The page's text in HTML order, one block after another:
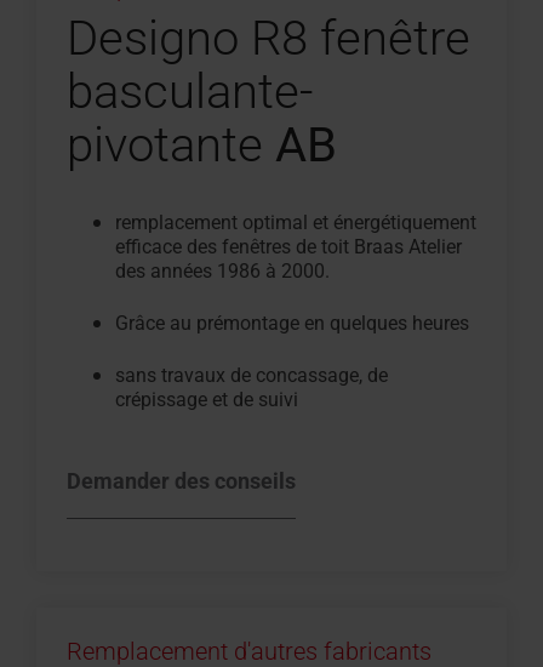
Designo R8 fenêtre
basculante-
pivotante AB
remplacement optimal et énergétiquement
efficace des fenêtres de toit Braas Atelier
des années 1986 à 2000.
Grâce au prémontage en quelques heures
sans travaux de concassage, de
crépissage et de suivi
Demander des conseils
Remplacement d'autres fabricants